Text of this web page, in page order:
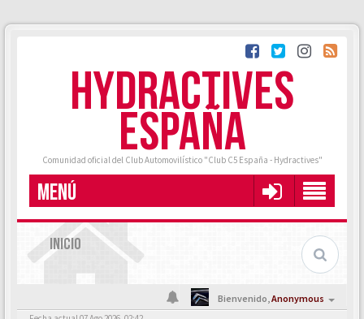
HYDRACTIVES
ESPAÑA
Comunidad oficial del Club Automovilístico "Club C5 España - Hydractives"
MENÚ
INICIO
Bienvenido,Anonymous